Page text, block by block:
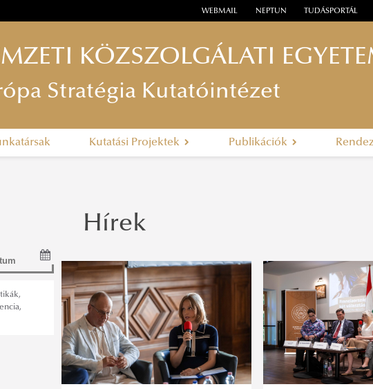
WEBMAIL NEPTUN TUDÁSPORTÁL
KÖZSZOLGÁLATI
Stratégia Kutatóintézet
Kutatási Projektek Publikációk
,
,
Hírek